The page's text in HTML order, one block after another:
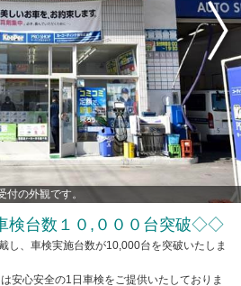
付の外観です。
検台数１０,０００台突破◇◇
し、車検実施台数が10,000台を突破いたしま
安心安全の1日車検をご提供いたしておりま